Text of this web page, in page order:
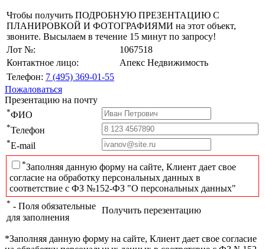
Чтобы получить ПОДРОБНУЮ ПРЕЗЕНТАЦИЮ С
ПЛАНИРОВКОЙ И ФОТОГРАФИЯМИ на этот объект,
звоните. Высылаем в течение 15 минут по запросу!
Лот №:
1067518
Контактное лицо:
Апекс Недвижимость
Телефон: 7 (495) 369-01-55
Пожаловаться
Презентацию на почту
*ФИО
*Телефон
*E-mail
*Заполняя данную форму на сайте, Клиент дает свое
согласие на обработку персональных данных в
соответствие с ФЗ №152-ФЗ "О персональных данных"
* - Поля обязательные
для заполнения
Получить перезентацию
*Заполняя данную форму на сайте, Клиент дает свое согласие